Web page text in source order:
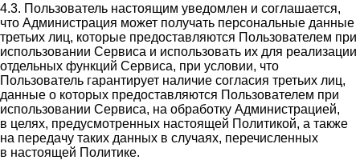
4.3. Пользователь настоящим уведомлен и соглашается,
что Администрация может получать персональные данные
третьих лиц, которые предоставляются Пользователем при
использовании Сервиса и использовать их для реализации
отдельных функций Сервиса, при условии, что
Пользователь гарантирует наличие согласия третьих лиц,
данные о которых предоставляются Пользователем при
использовании Сервиса, на обработку Администрацией,
в целях, предусмотренных настоящей Политикой, а также
на передачу таких данных в случаях, перечисленных
в настоящей Политике.